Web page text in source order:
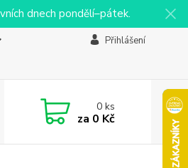
dnech pondělí–pátek.
Přihlášení
0ks
za 0 Kč